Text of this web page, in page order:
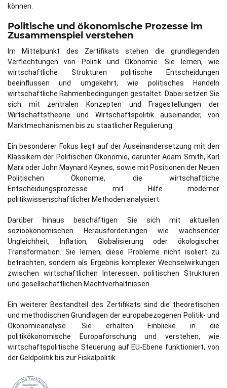
können.
Politische und ökonomische Prozesse im
Zusammenspiel verstehen
Im Mittelpunkt des Zertifikats stehen die grundlegenden
Verflechtungen von Politik und Ökonomie. Sie lernen, wie
wirtschaftliche Strukturen politische Entscheidungen
beeinflussen und umgekehrt, wie politisches Handeln
wirtschaftliche Rahmenbedingungen gestaltet. Dabei setzen Sie
sich mit zentralen Konzepten und Fragestellungen der
Wirtschaftstheorie und Wirtschaftspolitik auseinander, von
Marktmechanismen bis zu staatlicher Regulierung.
Ein besonderer Fokus liegt auf der Auseinandersetzung mit den
Klassikern der Politischen Ökonomie, darunter Adam Smith, Karl
Marx oder John Maynard Keynes, sowie mit Positionen der Neuen
Politischen Ökonomie, die wirtschaftliche
Entscheidungsprozesse mit Hilfe moderner
politikwissenschaftlicher Methoden analysiert.
Darüber hinaus beschäftigen Sie sich mit aktuellen
sozioökonomischen Herausforderungen wie wachsender
Ungleichheit, Inflation, Globalisierung oder ökologischer
Transformation. Sie lernen, diese Probleme nicht isoliert zu
betrachten, sondern als Ergebnis komplexer Wechselwirkungen
zwischen wirtschaftlichen Interessen, politischen Strukturen
und gesellschaftlichen Machtverhältnissen.
Ein weiterer Bestandteil des Zertifikats sind die theoretischen
und methodischen Grundlagen der europabezogenen Politik- und
Ökonomieanalyse. Sie erhalten Einblicke in die
politikökonomische Europaforschung und verstehen, wie
wirtschaftspolitische Steuerung auf EU-Ebene funktioniert, von
der Geldpolitik bis zur Fiskalpolitik.